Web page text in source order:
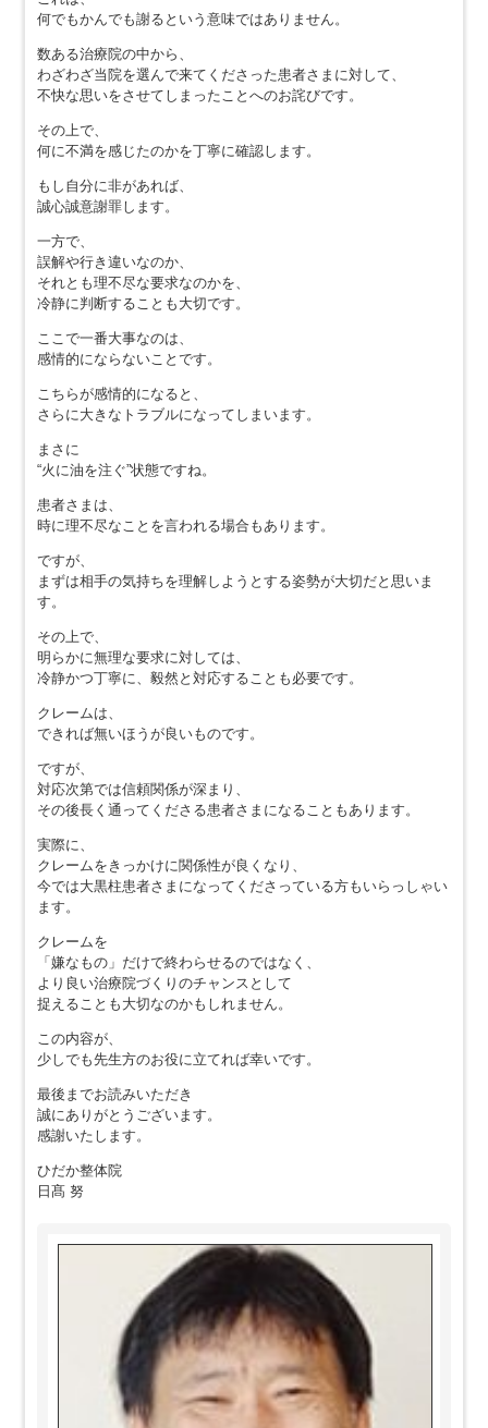
何でもかんでも謝るという意味ではありません。
数ある治療院の中から、
わざわざ当院を選んで来てくださった患者さまに対して、
不快な思いをさせてしまったことへのお詫びです。
その上で、
何に不満を感じたのかを丁寧に確認します。
もし自分に非があれば、
誠心誠意謝罪します。
一方で、
誤解や行き違いなのか、
それとも理不尽な要求なのかを、
冷静に判断することも大切です。
ここで一番大事なのは、
感情的にならないことです。
こちらが感情的になると、
さらに大きなトラブルになってしまいます。
まさに
“火に油を注ぐ”状態ですね。
患者さまは、
時に理不尽なことを言われる場合もあります。
ですが、
まずは相手の気持ちを理解しようとする姿勢が大切だと思いま
す。
その上で、
明らかに無理な要求に対しては、
冷静かつ丁寧に、毅然と対応することも必要です。
クレームは、
できれば無いほうが良いものです。
ですが、
対応次第では信頼関係が深まり、
その後長く通ってくださる患者さまになることもあります。
実際に、
クレームをきっかけに関係性が良くなり、
今では大黒柱患者さまになってくださっている方もいらっしゃい
ます。
クレームを
「嫌なもの」だけで終わらせるのではなく、
より良い治療院づくりのチャンスとして
捉えることも大切なのかもしれません。
この内容が、
少しでも先生方のお役に立てれば幸いです。
最後までお読みいただき
誠にありがとうございます。
感謝いたします。
ひだか整体院
日髙 努